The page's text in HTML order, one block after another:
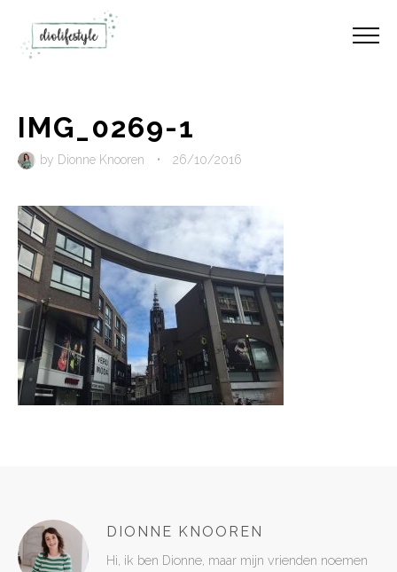
IMG_0269-1
by Dionne Knooren • 26/10/2016
DIONNE KNOOREN
Hi, ik ben Dionne, maar mijn vrienden noemen